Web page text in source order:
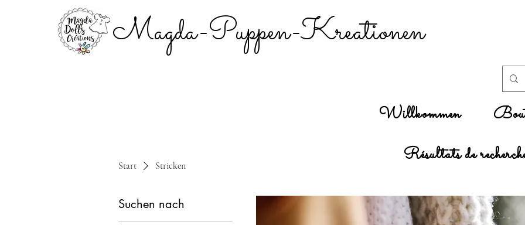
Magda-Puppen-Kreationen
Willkommen
Résultats de
Start Stricken
Suchen nach